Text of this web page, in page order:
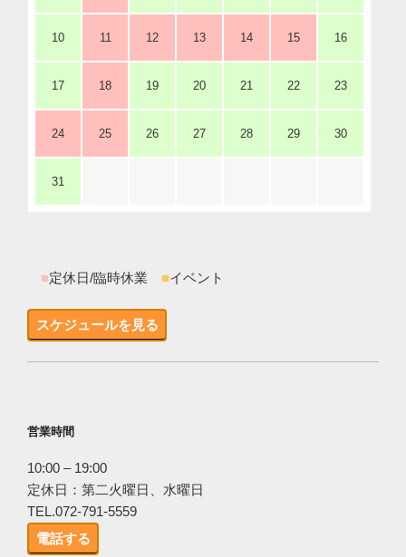
10 11 12 13 14 15 16
17 18 19 20 21 22 23
24 25 26 27 28 29 30
31
■定休日/臨時休業 ■イベント
スケジュールを見る
営業時間
10:00 – 19:00
定休日：第二火曜日、水曜日
TEL.072-791-5559
電話する